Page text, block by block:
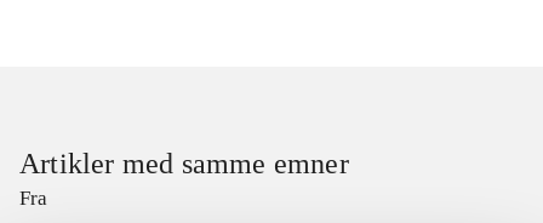
Artikler med samme emner
Fra